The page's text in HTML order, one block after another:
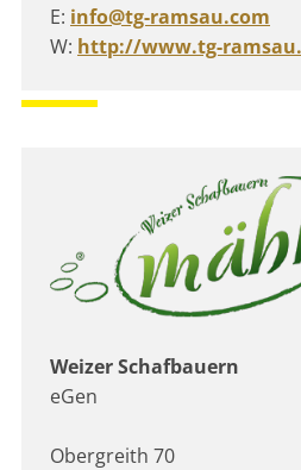
E: info@tg-ramsau.com
W: http://www.tg-
Weizer Schafbauern
eGen
Obergreith 70